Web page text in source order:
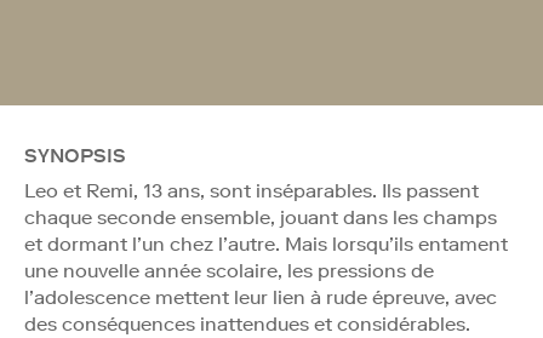
SYNOPSIS
Leo et Remi, 13 ans, sont inséparables. Ils passent
chaque seconde ensemble, jouant dans les champs
et dormant l’un chez l’autre. Mais lorsqu’ils entament
une nouvelle année scolaire, les pressions de
l’adolescence mettent leur lien à rude épreuve, avec
des conséquences inattendues et considérables.